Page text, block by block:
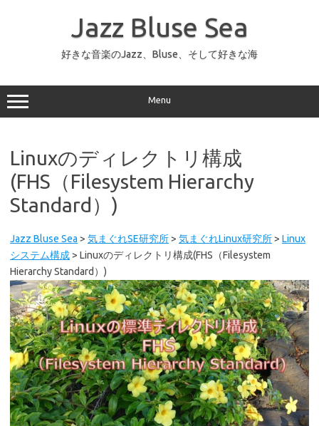
ッ
プ
Jazz Bluse Sea
好きな音楽のJazz、Bluse、そして好きな海
Menu
Linuxのディレクトリ構成
(FHS（Filesystem Hierarchy
Standard）)
Jazz Bluse Sea > 気まぐれSE研究所> 気まぐれLinux研究所> Linux
システム構成> Linuxのディレクトリ構成(FHS（Filesystem
Hierarchy Standard）)